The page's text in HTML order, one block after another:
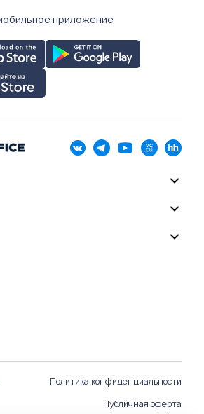
приложение
Политика конфиденциальности
Публичная оферта